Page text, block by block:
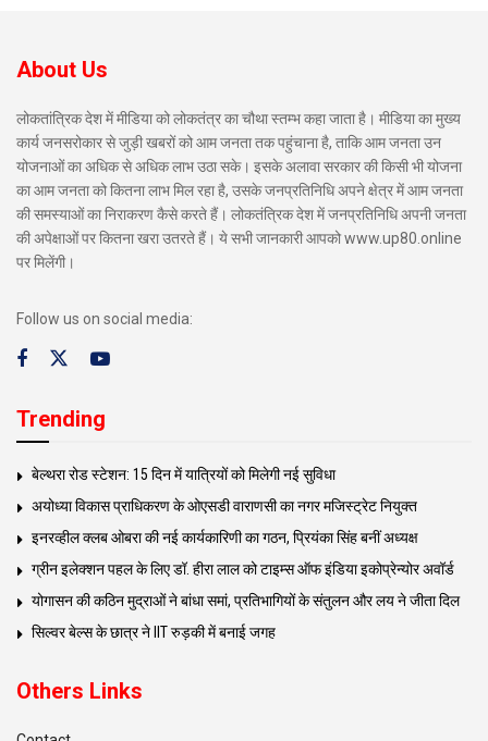
About Us
लोकतांत्रिक देश में मीडिया को लोकतंत्र का चौथा स्तम्भ कहा जाता है। मीडिया का मुख्य
कार्य जनसरोकार से जुड़ी खबरों को आम जनता तक पहुंचाना है, ताकि आम जनता उन
योजनाओं का अधिक से अधिक लाभ उठा सके। इसके अलावा सरकार की किसी भी योजना
का आम जनता को कितना लाभ मिल रहा है, उसके जनप्रतिनिधि अपने क्षेत्र में आम जनता
की समस्याओं का निराकरण कैसे करते हैं। लोकतंत्रिक देश में जनप्रतिनिधि अपनी जनता
की अपेक्षाओं पर कितना खरा उतरते हैं। ये सभी जानकारी आपको www.up80.online
पर मिलेंगी।
Follow us on social media:
Trending
बेल्थरा रोड स्टेशन: 15 दिन में यात्रियों को मिलेगी नई सुविधा
अयोध्या विकास प्राधिकरण के ओएसडी वाराणसी का नगर मजिस्ट्रेट नियुक्त
इनरव्हील क्लब ओबरा की नई कार्यकारिणी का गठन, प्रियंका सिंह बनीं अध्यक्ष
ग्रीन इलेक्शन पहल के लिए डॉ. हीरा लाल को टाइम्स ऑफ इंडिया इकोप्रेन्योर अवॉर्ड
योगासन की कठिन मुद्राओं ने बांधा समां, प्रतिभागियों के संतुलन और लय ने जीता दिल
सिल्वर बेल्स के छात्र ने IIT रुड़की में बनाई जगह
Others Links